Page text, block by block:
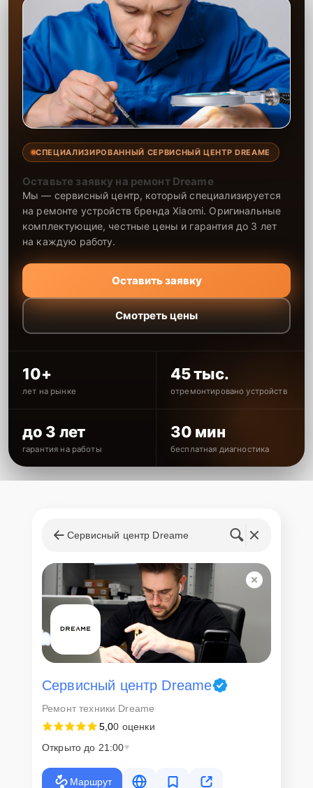
СПЕЦИАЛИЗИРОВАННЫЙ СЕРВИСНЫЙ ЦЕНТР DREAME
Оставьте заявку на ремонт Dreame
Мы — сервисный центр, который специализируется
на ремонте устройств бренда Xiaomi. Оригинальные
комплектующие, честные цены и гарантия до 3 лет
на каждую работу.
Оставить заявку
Смотреть цены
10+
лет на рынке
45 тыс.
отремонтировано устройств
до 3 лет
гарантия на работы
30 мин
бесплатная диагностика
Сервисный центр Dreame
Сервисный центр Dreame
Ремонт техники Dreame
5,00 оценки
Открыто до 21:00
Маршрут